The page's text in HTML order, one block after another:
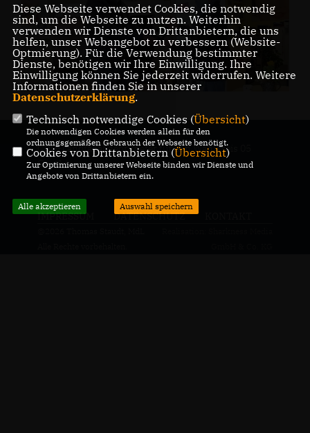
CDU-Landtagabgeordneter für den Wahlkreis 05
Genthin
IMPRESSUM DATENSCHUTZ
Diese Webseite verwendet Cookies, die notwendig
sind, um die Webseite zu nutzen. Weiterhin
verwenden wir Dienste von Drittanbietern, die uns
helfen, unser Webangebot zu verbessern (Website-
Optmierung). Für die Verwendung bestimmter
Dienste, benötigen wir Ihre Einwilligung. Ihre
Einwilligung können Sie jederzeit widerrufen. Weitere
Informationen finden Sie in unserer
Datenschutzerklärung.
Technisch notwendige Cookies (Übersicht)
Die notwendigen Cookies werden allein für den
ordnungsgemäßen Gebrauch der Webseite benötigt.
Cookies von Drittanbietern (Übersicht)
Zur Optimierung unserer Webseite binden wir Dienste und
Angebote von Drittanbietern ein.
Alle akzeptieren Auswahl speichern